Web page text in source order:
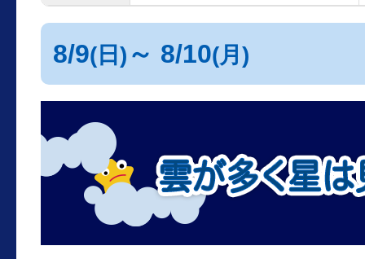
8/9(日) ～ 8/10(月)